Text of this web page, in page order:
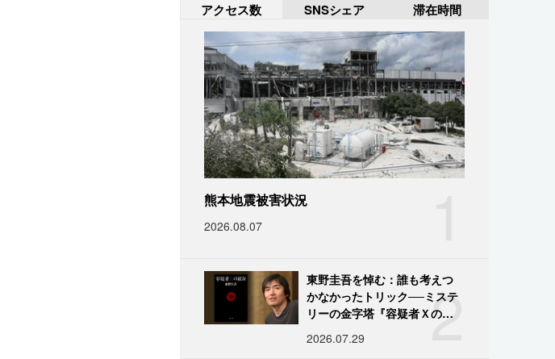
アクセス数 SNSシェア 滞在時間
熊本地震被害状況
2026.08.07
2
東野圭吾を悼む：誰も考えつ
かなかったトリック──ミステ
リーの金字塔『容疑者Ｘの献
2026.07.29